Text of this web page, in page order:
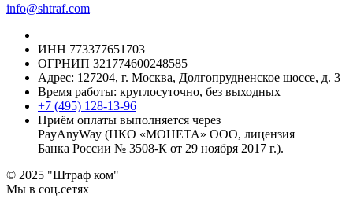
info@shtraf.com
ИНН 773377651703
ОГРНИП 321774600248585
Адрес: 127204, г. Москва, Долгопрудненское шоссе, д. 3
Время работы: круглосуточно, без выходных
+7 (495) 128-13-96
Приём оплаты выполняется через
PayAnyWay (НКО «МОНЕТА» ООО, лицензия
Банка России № 3508-К от 29 ноября 2017 г.).
© 2025 "Штраф ком"
Мы в соц.сетях